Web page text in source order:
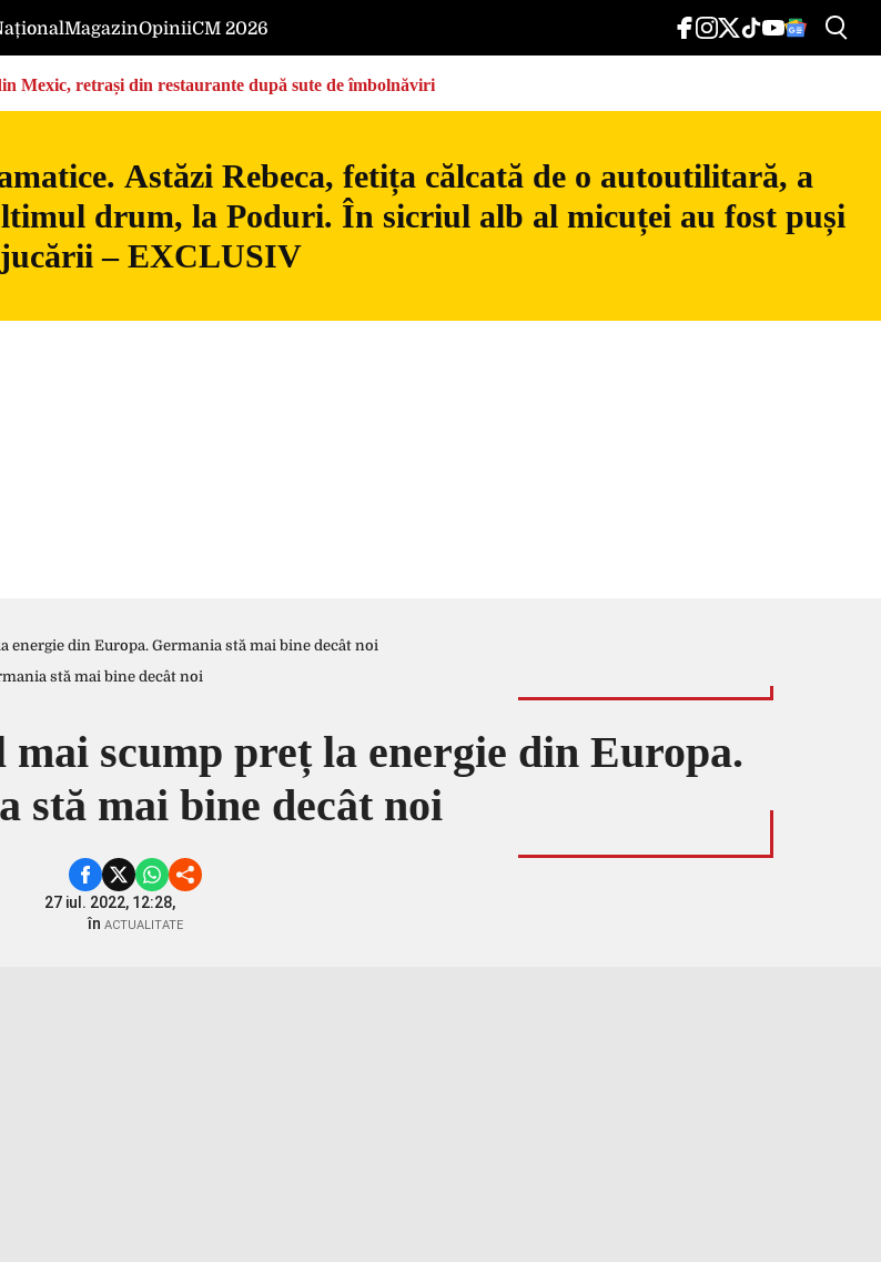
MagazinOpiniiCM 2026
Mexic, retrași din restaurante după sute de îmbolnăviri
Astăzi Rebeca, fetița călcată de o autoutilitară, a
drum, la Poduri. În sicriul alb al micuței au fost puși
– EXCLUSIV
energie din Europa. Germania stă mai bine decât noi
scump preț la energie din Europa.
stă mai bine decât noi
27 iul. 2022, 12:28,
în ACTUALITATE